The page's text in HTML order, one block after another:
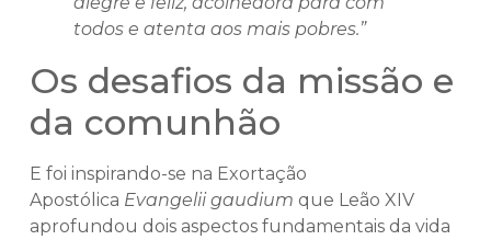
todos e atenta aos mais pobres.”
Os desafios da missão e
da comunhão
E foi inspirando-se na Exortação
Apostólica Evangelii gaudium que Leão XIV
aprofundou dois aspectos fundamentais da vida